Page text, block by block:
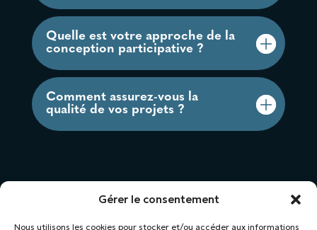
Gérer le consentement
Nous utilisons les cookies pour stocker et/ou accéder aux informations
Quelle est votre approche de la
conception participative ?
Comment assurez-vous la
qualité de vos projets ?